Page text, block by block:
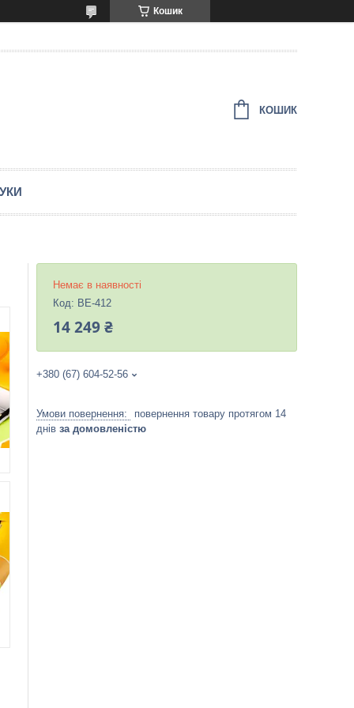
Кошик
КОШИК
Немає в наявності
Код: BE-412
14 249 ₴
+380 (67) 604-52-56
повернення товару протягом 14
днів за домовленістю